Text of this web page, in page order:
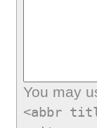
You may
<abbr